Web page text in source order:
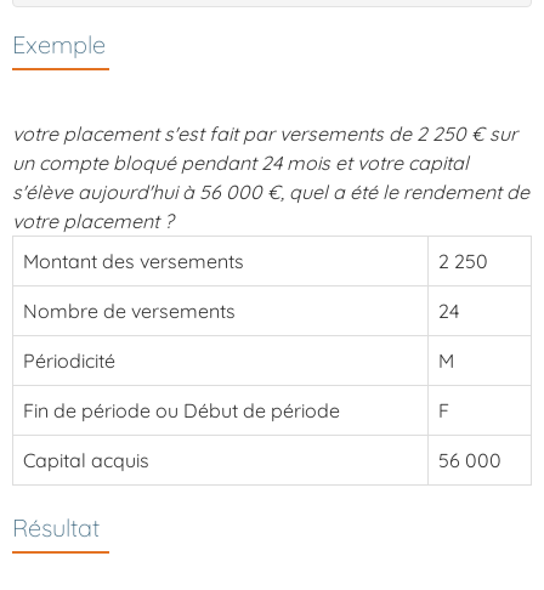
Exemple
votre placement s'est fait par versements de 2 250 € sur
un compte bloqué pendant 24 mois et votre capital
s'élève aujourd'hui à 56 000 €, quel a été le rendement de
votre placement ?
Montant des versements
2 250
Nombre de versements 24
Périodicité M
Fin de période ou Début de période F
Capital acquis 56 000
Résultat